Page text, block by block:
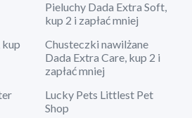
Pieluchy Dada Extra Soft,
kup 2 i zapłać mniej
kup
Chusteczki nawilżane
Dada Extra Care, kup 2 i
zapłać mniej
Lucky Pets Littlest Pet
Shop